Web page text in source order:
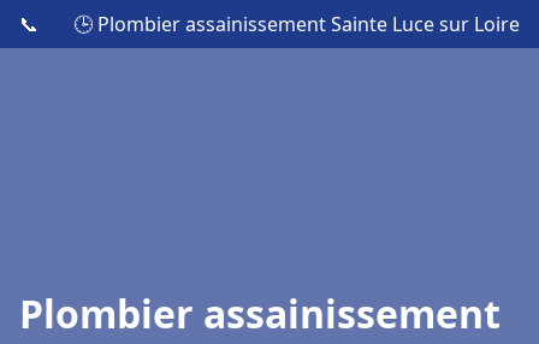
📞 🕒 Plombier assainissement Sainte Luce sur Loire
Plombier assainissement